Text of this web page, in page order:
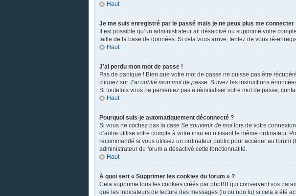
Haut
Je me suis enregistré par le passé mais je ne peux plus me connecter
Il est possible qu’un administrateur ait désactivé ou supprimé votre
taille de la base de données. Si cela vous arrive, tentez de vous ré-
Haut
J’ai perdu mon mot de passe !
Pas de panique ! Bien que votre mot de passe ne puisse pas être
cliquez sur J’ai oublié mon mot de passe. Suivez les instructions
Si toutefois vous ne parveniez pas à réinitialiser votre mot de passe,
Haut
Pourquoi suis-je automatiquement déconnecté ?
Si vous ne cochez pas la case Se souvenir de moi lors de votre
d’autre utilise votre compte à votre insu en utilisant le même ordinateur.
recommandé si vous utilisez un ordinateur public pour accéder au forum
administrateur du forum a désactivé cette fonctionnalité.
Haut
À quoi sert « Supprimer les cookies du forum » ?
Cela supprime tous les cookies créés par phpBB qui conservent vos
que les indicateurs de lecture des messages (lu ou non lu) si cela a été